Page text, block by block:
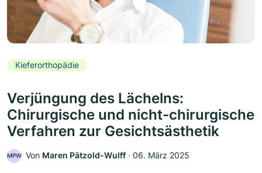
Kieferorthopädie
Verjüngung des Lächelns:
Chirurgische und nicht-chirurgische
Verfahren zur Gesichtsästhetik
MPW Von Maren Pätzold-Wulff ‧ 06. März 2025